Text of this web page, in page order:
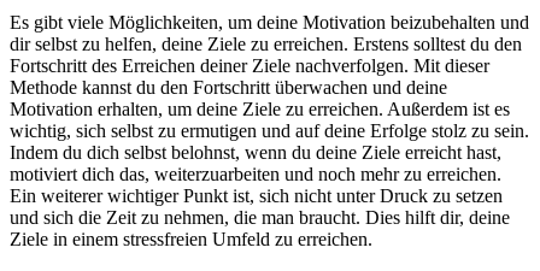
Es gibt viele Möglichkeiten, um deine Motivation beizubehalten und
dir selbst zu helfen, deine Ziele zu erreichen. Erstens solltest du den
Fortschritt des Erreichen deiner Ziele nachverfolgen. Mit dieser
Methode kannst du den Fortschritt überwachen und deine
Motivation erhalten, um deine Ziele zu erreichen. Außerdem ist es
wichtig, sich selbst zu ermutigen und auf deine Erfolge stolz zu sein.
Indem du dich selbst belohnst, wenn du deine Ziele erreicht hast,
motiviert dich das, weiterzuarbeiten und noch mehr zu erreichen.
Ein weiterer wichtiger Punkt ist, sich nicht unter Druck zu setzen
und sich die Zeit zu nehmen, die man braucht. Dies hilft dir, deine
Ziele in einem stressfreien Umfeld zu erreichen.